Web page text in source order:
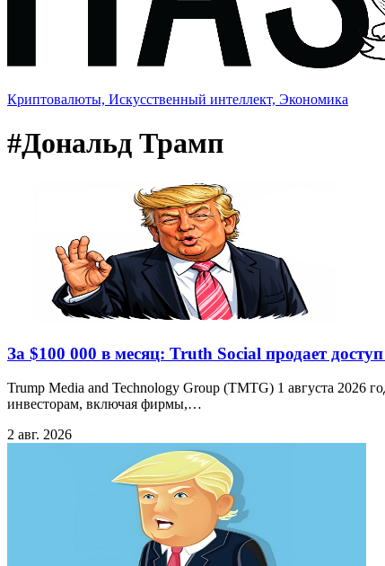
Криптовалюты, Искусственный интеллект, Экономика
#Дональд Трамп
За $100 000 в месяц: Truth Social продает
Trump Media and Technology Group (TMTG) 1 августа 2026
инвесторам, включая фирмы,…
2 авг. 2026